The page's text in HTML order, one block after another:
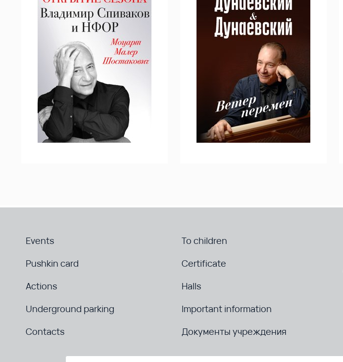
Events
To children
Pushkin card
Certificate
Actions
Halls
Underground parking
Important information
Contacts
Документы учреждения